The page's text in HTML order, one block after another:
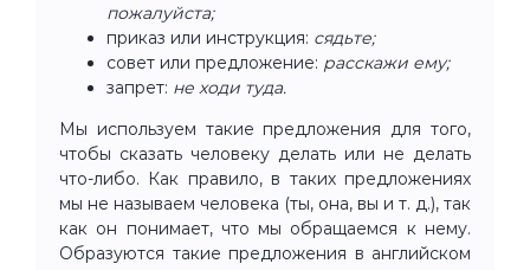
пожалуйста;
приказ или инструкция: сядьте;
совет или предложение: расскажи ему;
запрет: не ходи туда.
Мы используем такие предложения для того,
чтобы сказать человеку делать или не делать
что-либо. Как правило, в таких предложениях
мы не называем человека (ты, она, вы и т. д.), так
как он понимает, что мы обращаемся к нему.
Образуются такие предложения в английском